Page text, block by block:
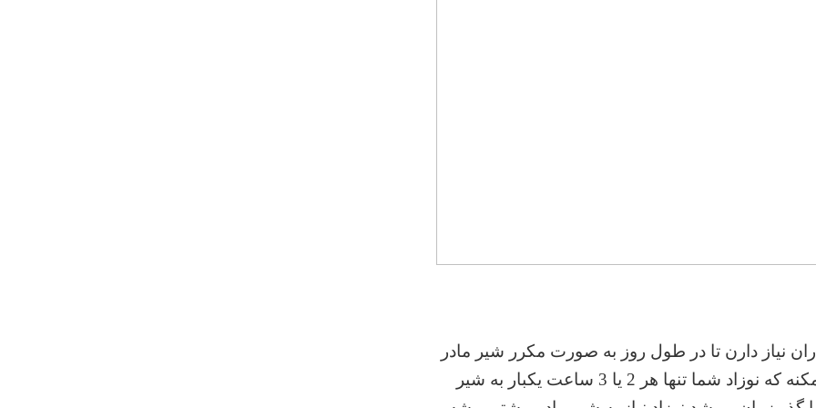
نیاز دارن تا در طول روز به صورت مکرر شیر مادر
رو مصرف کنن. در ابتدا ممکنه که نوزاد شما تنها هر 2 یا 3 ساعت یکبار به شیر